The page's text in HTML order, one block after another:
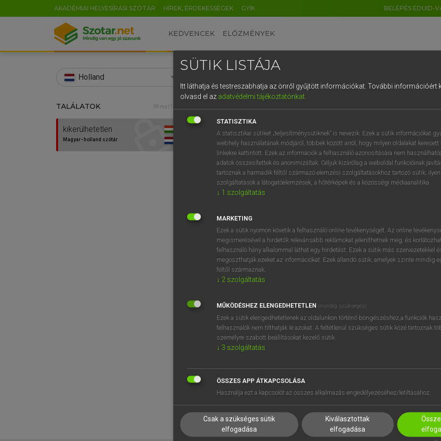
AKADÉMIAI HELYESÍRÁSI SZÓTÁR HÍREK, ÉRDEKESSÉGEK GYIK BELÉPÉS EDUID-
KEDVENCEK ELŐZMÉNYEK
Holland
TALÁLATOK 39 ms (1 db)
kikerülhetetlen
Magyar−holland szótár
Magyar−holland szótár
VAN ELŐFIZETÉSED?
megtekintéséhez.
BELÉPÉS
próbaverziójának
regisztrálok ésbelépek.
REGISZTRÁCIÓ
SÜTIK LISTÁJA
Itt láthatja és testreszabhatja az önről gyűjtött információkat. További információért
olvasd el az adatvédelmi tájékoztatónkat.
STATISZTIKA
A statisztikai sütiket „teljesítménysütiknek” is nevezik. Ezek a sütik információkat
webhely használatának módjáról, többek között arról, hogy milyen oldalakat keresett
linkekre kattintott. Ezek az információk a felhasználó azonosítására nem
adatok összesítettek és anonimizáltak. Céljuk kizárólag a weboldal funkcióinak
tartoznak a harmadik féltől származó elemzési szolgáltatásokhoz tartozó sütik;
szolgáltatások a látogatóelemzések, a hőtérképek és a közösségi médiaanalitika.
↓ 1 szolgáltatás
MARKETING
Ezek a sütik nyomon követik a felhasználó online tevékenységét. Az online
megismerésével a hirdetők relevánsabb reklámokat jeleníthetnek meg, és
felhasználó hány alkalommal láthat egy hirdetést. Ezek a sütik más szervezetekkel
megoszthatják ezeket az információkat. Ezek állandó sütik, amelyek szinte mindig
féltől származnak.
↓ 2 szolgáltatás
MŰKÖDÉSHEZ ELENGEDHETETLEN (mindig szükséges)
Ezek a sütik elengedhetetlenek az oldalunkon történő böngészéshez,a funkciók
felhasználók nem tilthatják le azokat. A feltétlenül szükséges sütik közé tartoznak
személyre szabott beállításokat kezelő sütik.
↓ 3 szolgáltatás
ÖSSZES APP ÁTKAPCSOLÁSA
Használja ezt a kapcsolót az összes alkalmazás engedélyezéséhez/letiltásához.
Csak a szükséges sütik
elfogadása
Kiválasztottak
elfogadása
EN HU DE CN FR ES IT NL
0 1 2 3 4 5 6 7 8 9
q w e r t z u i
a s d f g h j k l é
í y x c v b n m , .